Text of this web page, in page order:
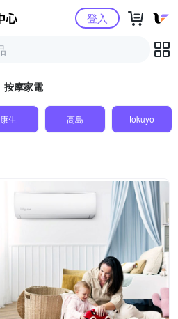
Yahoo購物中心登入
按摩家電
康生 高島 tokuyo